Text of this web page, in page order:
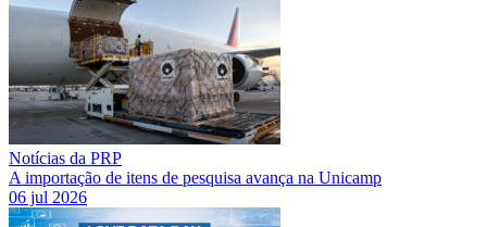
Notícias da PRP
A importação de itens de pesquisa avança na Unicamp
06 jul 2026